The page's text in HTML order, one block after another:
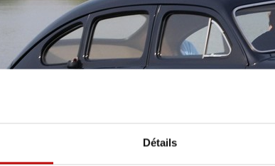
Détails